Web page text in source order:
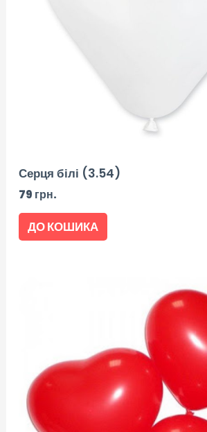
Серця білі (3.54)
79 грн.
ДО КОШИКА